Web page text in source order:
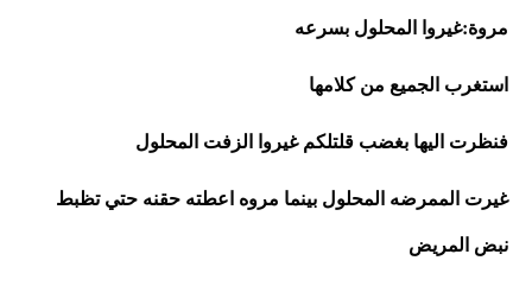
مروة:غيروا المحلول بسرعه
استغرب الجميع من كلامها
فنظرت اليها بغضب قلتلكم غيروا الزفت المحلول
نبض المريض